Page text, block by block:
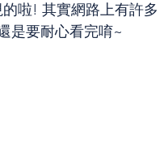
啦! 其實網路上有許多
是要耐心看完唷~